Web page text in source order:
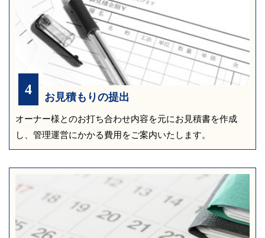
4 お見積もりの提出
オーナー様とのお打ち合わせ内容を元にお見積書を作成
し、 管理運営にかかる費用をご案内いたします。